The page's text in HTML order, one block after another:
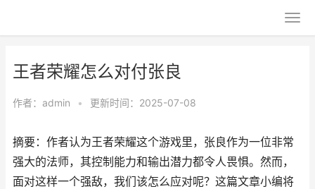
王者荣耀怎么对付张良
作者： admin • 更新时间：2025-07-08
摘要：作者认为王者荣耀这个游戏里，张良作为一位非常
强大的法师，其控制能力和输出潜力都令人畏惧。然而，
面对这样一个强敌，我们该怎么应对呢？这篇文章小编将